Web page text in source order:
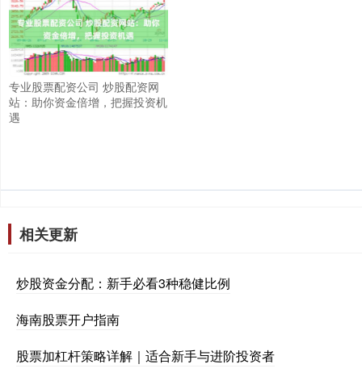
专业股票配资公司 炒股配资网
站：助你资金倍增，把握投资机
遇
相关更新
炒股资金分配：新手必看3种稳健比例
海南股票开户指南
股票加杠杆策略详解｜适合新手与进阶投资者